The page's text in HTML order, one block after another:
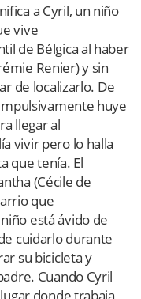
a Cyril, un niño
vive
de Bélgica al haber
Renier) y sin
de localizarlo. De
huye
llegar al
vivir pero lo halla
que tenía. El
(Cécile de
que
está ávido de
cuidarlo durante
su bicicleta y
Cuando Cyril
donde trabaja,